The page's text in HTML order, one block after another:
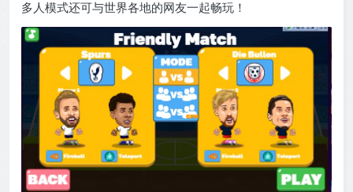
多人模式还可与世界各地的网友一起畅玩！